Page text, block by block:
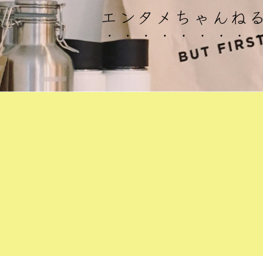
エンタメちゃんねる